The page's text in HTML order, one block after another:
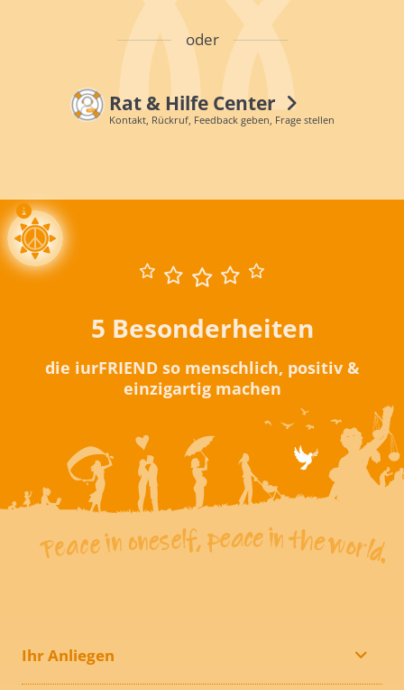
oder
Rat & Hilfe Center
Kontakt, Rückruf, Feedback geben, Frage stellen
5 Besonderheiten
die iurFRIEND so menschlich, positiv &
einzigartig machen
Ihr Anliegen